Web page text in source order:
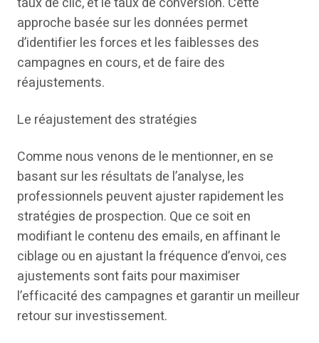
approche basée sur les données permet
d’identifier les forces et les faiblesses des
campagnes en cours, et de faire des
réajustements.
Le réajustement des stratégies
Comme nous venons de le mentionner, en se
basant sur les résultats de l’analyse, les
professionnels peuvent ajuster rapidement les
stratégies de prospection. Que ce soit en
modifiant le contenu des emails, en affinant le
ciblage ou en ajustant la fréquence d’envoi, ces
ajustements sont faits pour maximiser
l’efficacité des campagnes et garantir un meilleur
retour sur investissement.